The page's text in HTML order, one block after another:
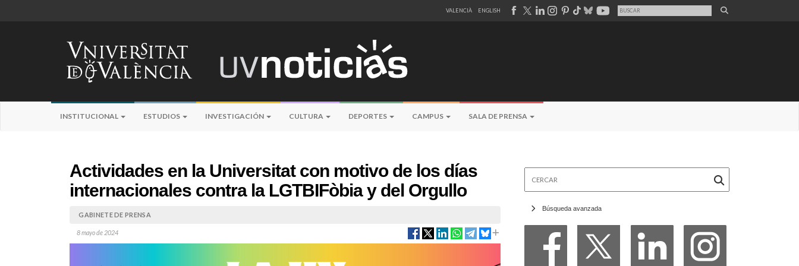
VALENCIÀ ENGLISH
INSTITUCIONAL ESTUDIOS INVESTIGACIÓN CULTURA DEPORTES CAMPUS SALA DE PRENSA
Actividades en la Universitat con motivo de los días
internacionales contra la LGTBIFòbia y del Orgullo
GABINETE DE PRENSA
8 mayo de 2024
Búsqueda avanzada